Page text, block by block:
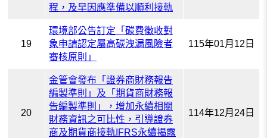
程，及早因應準備以順利接軌
19
環境部公告訂定「碳費徵收對
象申請認定屬高碳洩漏風險者
審核原則」
115年01月12日
20
金管會發布「證券商財務報告
編製準則」及「期貨商財務報
告編製準則」，增加永續相關
財務資訊之可比性，引導證券
商及期貨商接軌IFRS永續揭露
114年12月24日